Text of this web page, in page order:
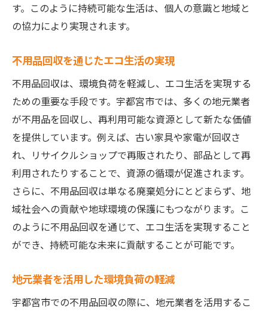
す。このように持続可能な生活は、個人の意識と地域と
の協力により実現されます。
不用品回収を通じたエコ生活の実現
不用品回収は、環境負荷を軽減し、エコ生活を実現する
ための重要な手段です。宇都宮市では、多くの地元業者
が不用品を回収し、再利用可能な資源として新たな価値
を提供しています。例えば、古い家具や家電が回収さ
れ、リサイクルショップで再販されたり、部品として再
利用されたりすることで、資源の循環が促進されます。
さらに、不用品回収は単なる廃棄処分にとどまらず、地
域社会への貢献や地球環境の保護にもつながります。こ
のように不用品回収を通じて、エコ生活を実現すること
ができ、持続可能な未来に貢献することが可能です。
地元業者を活用した環境負荷の軽減
宇都宮市での不用品回収の際に、地元業者を活用するこ